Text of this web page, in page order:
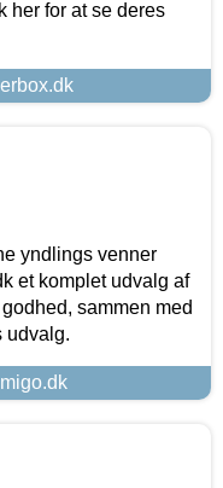
her for at se deres
yndlings venner
et komplet udvalg af
sammen med
udvalg.